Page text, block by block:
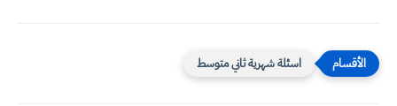
اسئلة شهرية ثاني متوسط